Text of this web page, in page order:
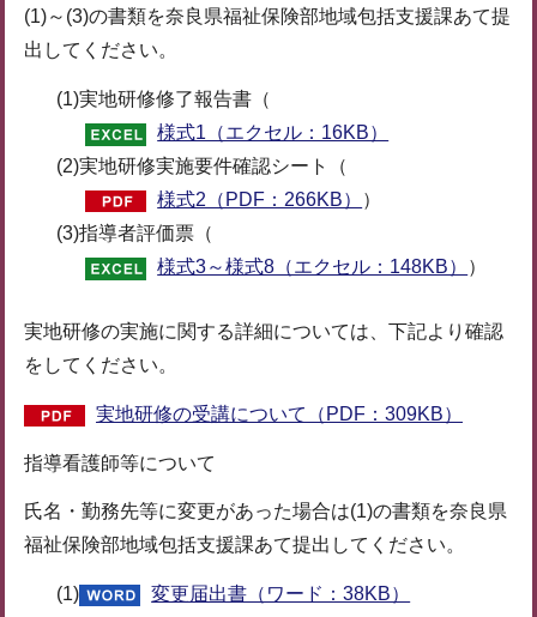
(1)～(3)の書類を奈良県福祉保険部地域包括支援課あて提
出してください。
(1)実地研修修了報告書（
様式1（エクセル：16KB）
(2)実地研修実施要件確認シート（
様式2（PDF：266KB）
）
(3)指導者評価票（
様式3～様式8（エクセル：148KB）
）
実地研修の実施に関する詳細については、下記より確認
をしてください。
実地研修の受講について（PDF：309KB）
指導看護師等について
氏名・勤務先等に変更があった場合は(1)の書類を奈良県
福祉保険部地域包括支援課あて提出してください。
(1) 変更届出書（ワード：38KB）